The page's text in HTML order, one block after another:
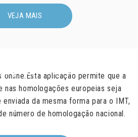
ONLINE
VEJA MAIS
Online
online.Esta aplicação permite que a
nas homologações europeias seja
da mesma forma para o IMT,
número de homologação nacional.